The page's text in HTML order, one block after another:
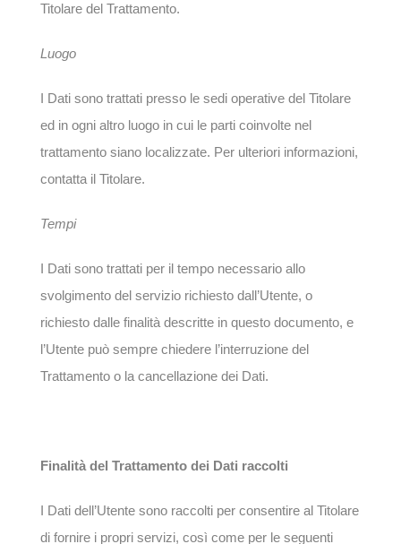
Titolare del Trattamento.
Luogo
I Dati sono trattati presso le sedi operative del Titolare
ed in ogni altro luogo in cui le parti coinvolte nel
trattamento siano localizzate. Per ulteriori informazioni,
contatta il Titolare.
Tempi
I Dati sono trattati per il tempo necessario allo
svolgimento del servizio richiesto dall’Utente, o
richiesto dalle finalità descritte in questo documento, e
l’Utente può sempre chiedere l’interruzione del
Trattamento o la cancellazione dei Dati.
Finalità del Trattamento dei Dati raccolti
I Dati dell’Utente sono raccolti per consentire al Titolare
di fornire i propri servizi, così come per le seguenti